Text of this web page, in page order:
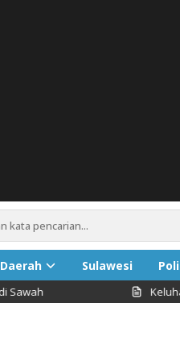
Daerah Sulawesi
Pariwisata
Keluhan